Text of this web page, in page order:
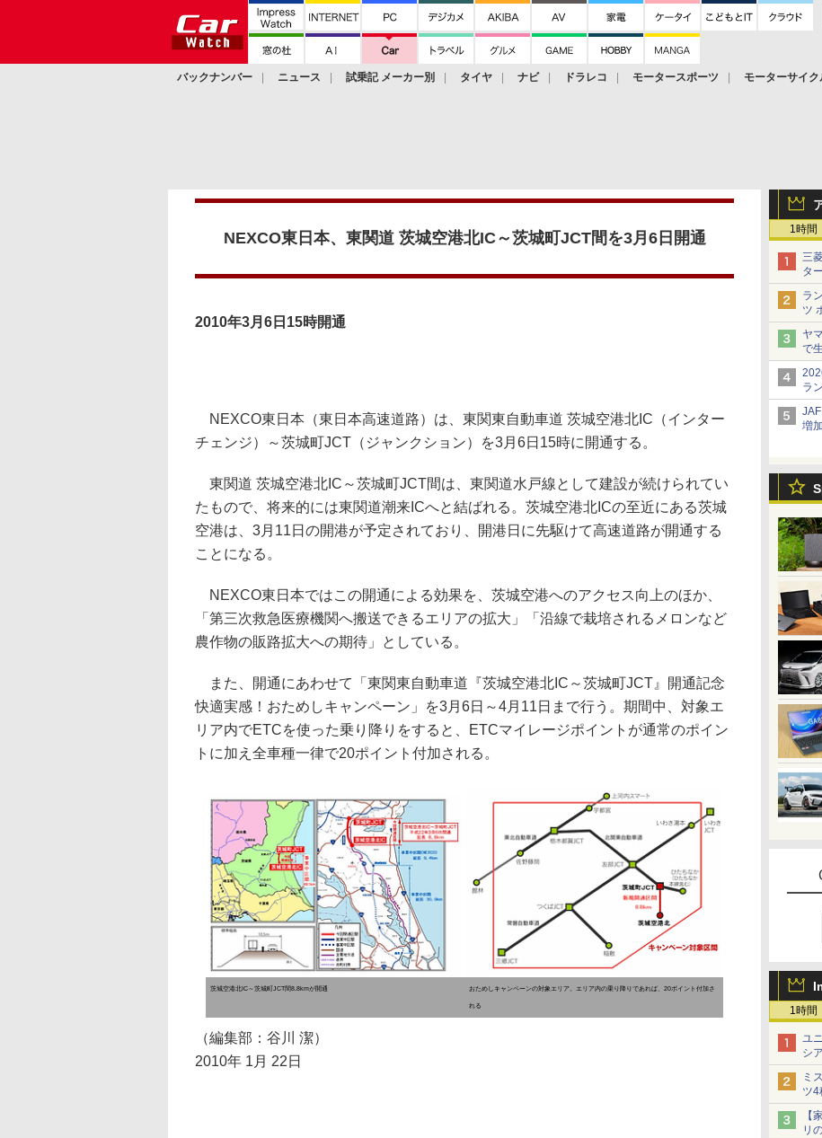
バックナンバー ニュース 試乗記 メーカー別 タイヤ ナビ ドラレコ モータースポーツ モーターサイク
1時間
三
タ
ッ
ラ
ツ
記
ヤ
で
ラ
は
増
1時間
ユ
シ
シ
ミ
ツ4
【
リ
NEXCO東日本、東関道 茨城空港北IC～茨城町JCT間を3月6日開通
2010年3月6日15時開通
NEXCO東日本（東日本高速道路）は、東関東自動車道 茨城空港北IC（インター
チェンジ）～茨城町JCT（ジャンクション）を3月6日15時に開通する。
東関道 茨城空港北IC～茨城町JCT間は、東関道水戸線として建設が続けられてい
たもので、将来的には東関道潮来ICへと結ばれる。茨城空港北ICの至近にある茨城
空港は、3月11日の開港が予定されており、開港日に先駆けて高速道路が開通する
ことになる。
NEXCO東日本ではこの開通による効果を、茨城空港へのアクセス向上のほか、
「第三次救急医療機関へ搬送できるエリアの拡大」「沿線で栽培されるメロンなど
農作物の販路拡大への期待」としている。
また、開通にあわせて「東関東自動車道『茨城空港北IC～茨城町JCT』開通記念
快適実感！おためしキャンペーン」を3月6日～4月11日まで行う。期間中、対象エ
リア内でETCを使った乗り降りをすると、ETCマイレージポイントが通常のポイン
トに加え全車種一律で20ポイント付加される。
茨城空港北IC～茨城町JCT間8.8kmが開通 おためしキャンペーンの対象エリア。エリア内の乗り降りであれば、20ポイント付加さ
れる
（編集部：谷川 潔）
2010年 1月 22日